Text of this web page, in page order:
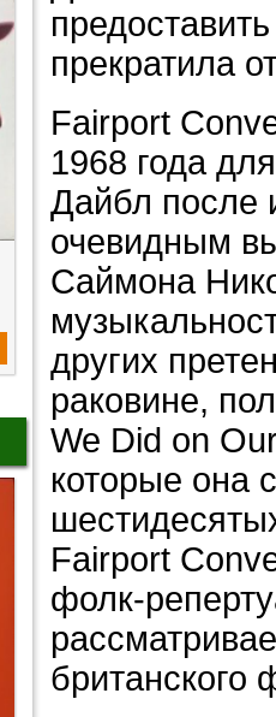
прекратила
Fairport
1968 года
Дайбл после
очевидным
Саймона
других
раковине,
We Did on
которые она
Fairport
фолк-
британского